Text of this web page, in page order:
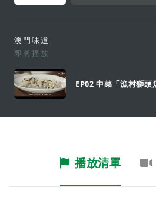
澳門味道
即將播放
EP02 中菜「漁村獅頭
播放清單